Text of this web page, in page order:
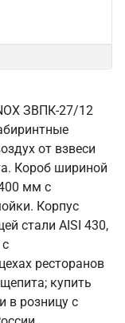
ЗВПК-27/12
от взвеси
Короб шириной
мм с
Корпус
стали AISI 430,
ресторанов
купить
в розницу с